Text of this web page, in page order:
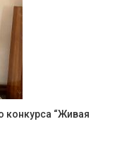
конкурса “Живая